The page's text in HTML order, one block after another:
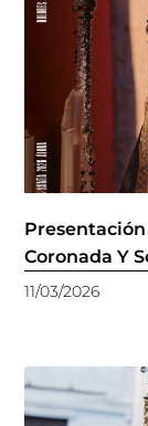
Coronada Y
11/03/2026